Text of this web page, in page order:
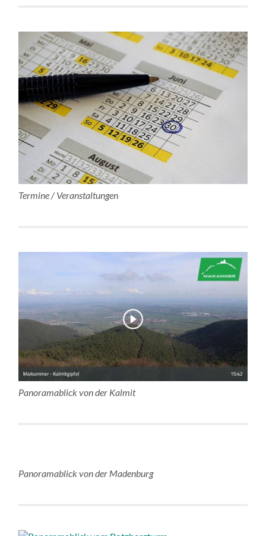
Termine / Veranstaltungen
Panoramablick von der Kalmit
Panoramablick von der Madenburg